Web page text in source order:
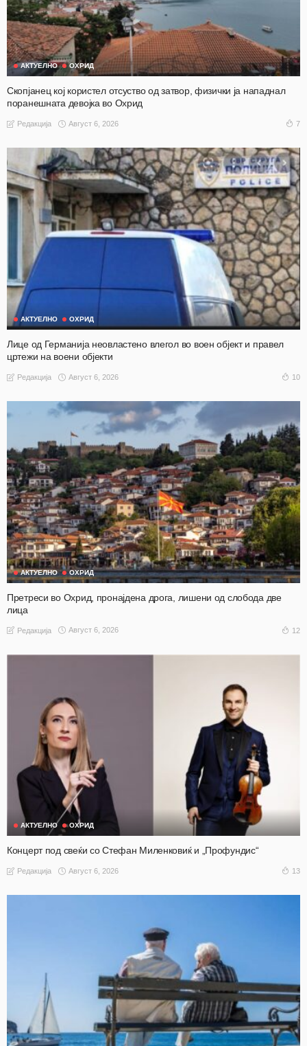
АКТУЕЛНО ОХРИД
Скопјанец кој користел отсуство од затвор, физички ја нападнал
поранешната девојка во Охрид
Редакција Август 6, 2026 7
АКТУЕЛНО ОХРИД
Лице од Германија неовластено влегол во воен објект и правел
цртежи на воени објекти
Редакција Август 6, 2026 10
АКТУЕЛНО ОХРИД
Претреси во Охрид, пронајдена дрога, лишени од слобода две
лица
Редакција Август 6, 2026 12
АКТУЕЛНО ОХРИД
Концерт под свеќи со Стефан Миленковиќ и „Профундис“
Редакција Август 6, 2026 13